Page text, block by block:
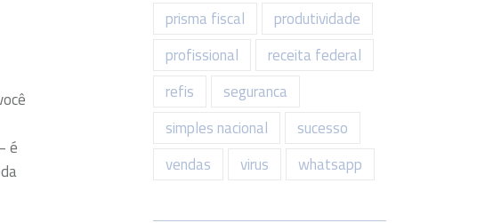
é
prisma fiscal
produtividade
profissional
receita federal
refis
seguranca
simples nacional
sucesso
vendas
virus whatsapp